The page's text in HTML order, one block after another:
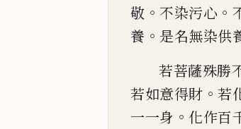
敬 。不染污心 。
養 。 是名無染供
若菩薩殊勝
若如意得財 。若
一一身 。化作百